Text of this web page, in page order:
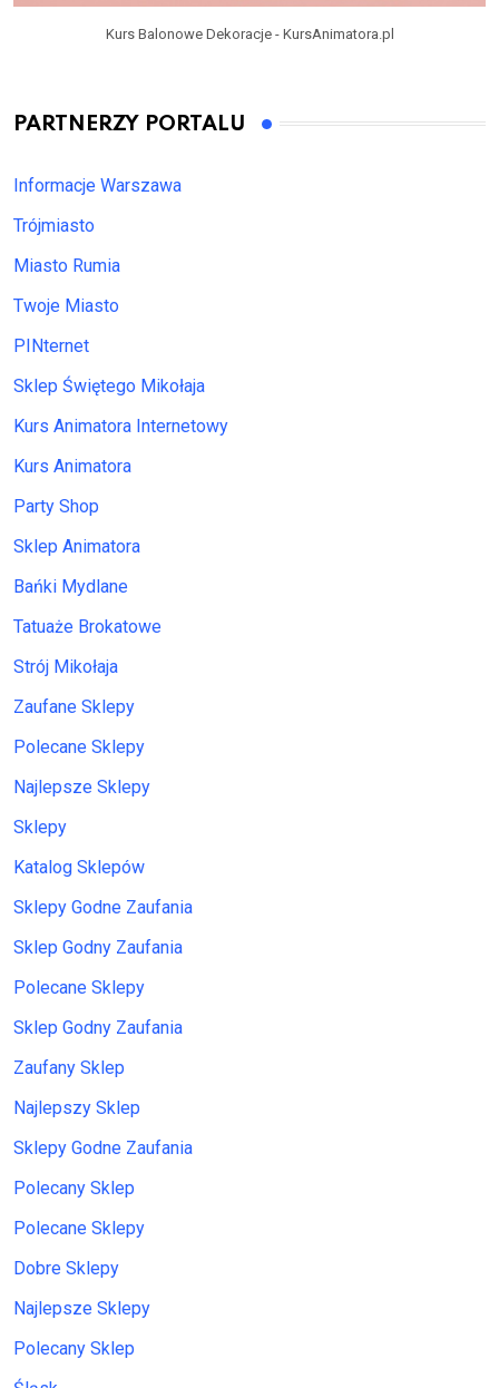
Kurs Balonowe Dekoracje - KursAnimatora.pl
PARTNERZY PORTALU
Informacje Warszawa
Trójmiasto
Miasto Rumia
Twoje Miasto
PINternet
Sklep Świętego Mikołaja
Kurs Animatora Internetowy
Kurs Animatora
Party Shop
Sklep Animatora
Bańki Mydlane
Tatuaże Brokatowe
Strój Mikołaja
Zaufane Sklepy
Polecane Sklepy
Najlepsze Sklepy
Sklepy
Katalog Sklepów
Sklepy Godne Zaufania
Sklep Godny Zaufania
Polecane Sklepy
Sklep Godny Zaufania
Zaufany Sklep
Najlepszy Sklep
Sklepy Godne Zaufania
Polecany Sklep
Polecane Sklepy
Dobre Sklepy
Najlepsze Sklepy
Polecany Sklep